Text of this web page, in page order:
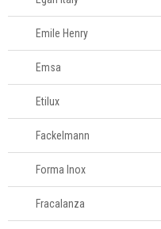
Decoração
Criar conta
Pesquisar Lista
Fale
Conosco
61
996581061
Emile Henry
Emsa
Etilux
Fackelmann
Forma Inox
Fracalanza